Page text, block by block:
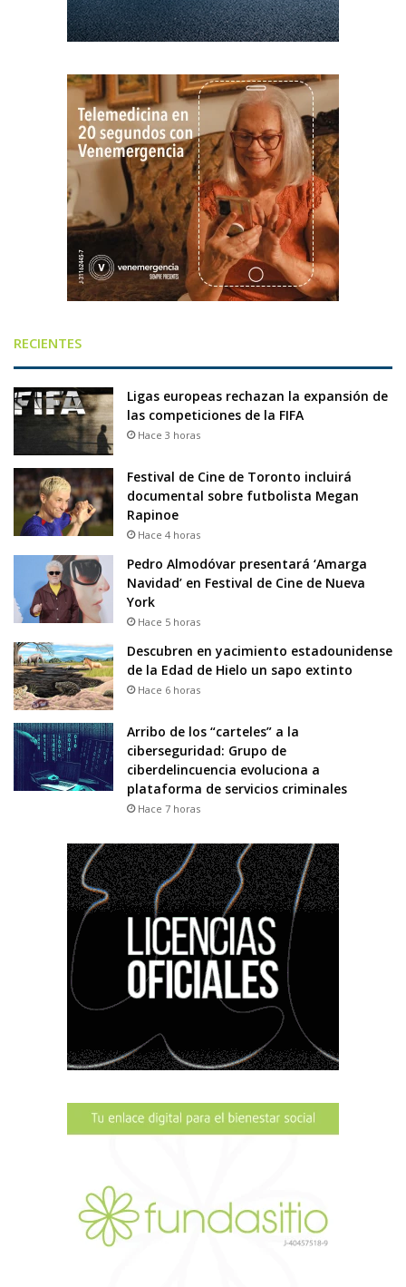
RECIENTES
Ligas europeas rechazan la expansión de
las competiciones de la FIFA
Hace 3 horas
Festival de Cine de Toronto incluirá
documental sobre futbolista Megan
Rapinoe
Hace 4 horas
Pedro Almodóvar presentará ‘Amarga
Navidad’ en Festival de Cine de Nueva
York
Hace 5 horas
Descubren en yacimiento estadounidense
de la Edad de Hielo un sapo extinto
Hace 6 horas
Arribo de los “carteles” a la
ciberseguridad: Grupo de
ciberdelincuencia evoluciona a
plataforma de servicios criminales
Hace 7 horas